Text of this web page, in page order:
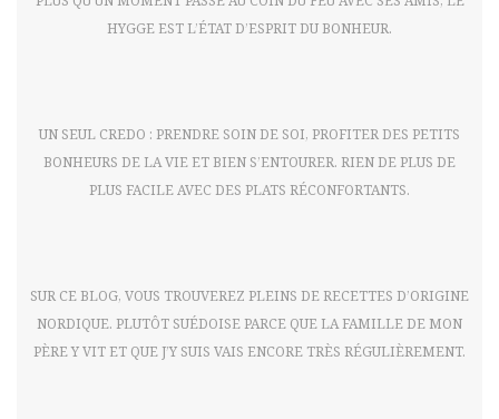
HYGGE EST L’ÉTAT D’ESPRIT DU BONHEUR.
UN SEUL CREDO : PRENDRE SOIN DE SOI, PROFITER DES PETITS
BONHEURS DE LA VIE ET BIEN S’ENTOURER. RIEN DE PLUS DE
PLUS FACILE AVEC DES PLATS RÉCONFORTANTS.
SUR CE BLOG, VOUS TROUVEREZ PLEINS DE RECETTES D’ORIGINE
NORDIQUE. PLUTÔT SUÉDOISE PARCE QUE LA FAMILLE DE MON
PÈRE Y VIT ET QUE J’Y SUIS VAIS ENCORE TRÈS RÉGULIÈREMENT.